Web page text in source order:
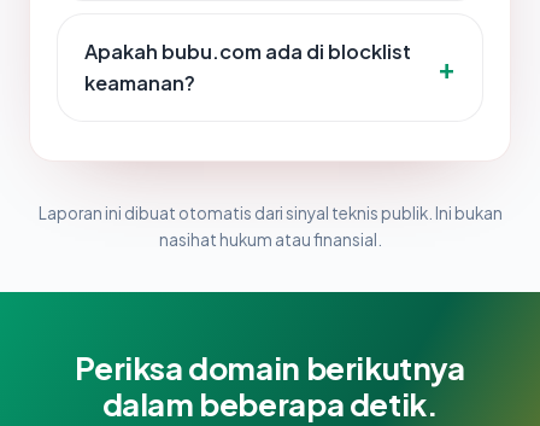
Apakah bubu.com ada di blocklist
keamanan?
Laporan ini dibuat otomatis dari sinyal teknis publik. Ini bukan
nasihat hukum atau finansial.
Periksa domain berikutnya
dalam beberapa detik.